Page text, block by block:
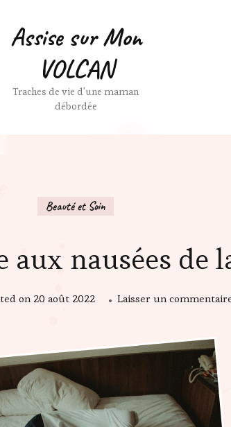
Assise sur Mon
VOLCAN
Traches de vie d'une maman
débordée
Beauté et Soin
nausées de
on 20 août 2022 Laisser un